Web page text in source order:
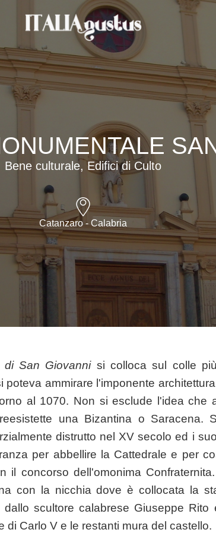
Bene culturale, Edifici di Culto
Catanzaro - Calabria
di San Giovannisi colloca sul colle
poteva ammirare l'imponente
al 1070. Non si esclude l'idea che
una Bizantina o Saracena.
distrutto nel XV secolo ed i
per abbellire la Cattedrale e per
il concorso dell'omonima
con la nicchia dove è collocata la
scultore calabrese Giuseppe Rito
di Carlo V e le restanti mura del castello.